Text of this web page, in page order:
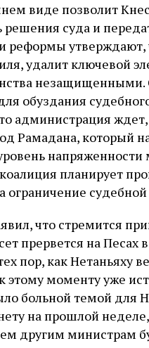
виде позволит
суда и
реформы утверждают,
удалит ключевой
незащищенными.
обуздания
администрация
Рамадана, который
планирует
судебной
что стремится
прервется на
пор, как Нетаньяху
моменту уже
больной темой для
на прошлой
другим министрам